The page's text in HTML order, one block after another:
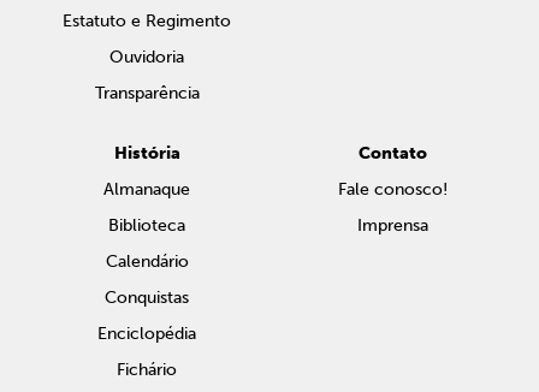
Estatuto e Regimento
Ouvidoria
Transparência
História
Almanaque
Biblioteca
Calendário
Conquistas
Enciclopédia
Fichário
Contato
Fale conosco!
Imprensa